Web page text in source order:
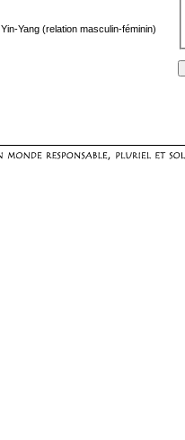
Yin-Yang (relation masculin-féminin)